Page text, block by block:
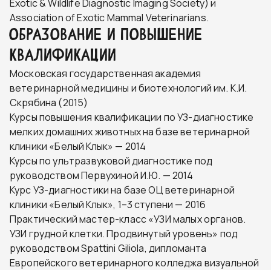
Exotic & Wildlife Diagnostic Imaging Society) и
Association of Exotic Mammal Veterinarians.
ОБРАЗОВАНИЕ И ПОВЫШЕНИЕ
КВАЛИФИКАЦИИ
Московская государственная академия
ветеринарной медицины и биотехнологий им. К.И.
Скрябина (2015)
Курсы повышения квалификации по УЗ-диагностике
мелких домашних животных на базе ветеринарной
клиники «Белый Клык» — 2014
Курсы по ультразвуковой диагностике под
руководством Первухиной И.Ю. — 2014
Курс УЗ-диагностики на базе ОЦ ветеринарной
клиники «Белый Клык», 1–3 ступени — 2016
Практический мастер-класс «УЗИ малых органов.
УЗИ грудной клетки. Продвинутый уровень» под
руководством Spattini Giliola, дипломанта
Европейского ветеринарного колледжа визуальной